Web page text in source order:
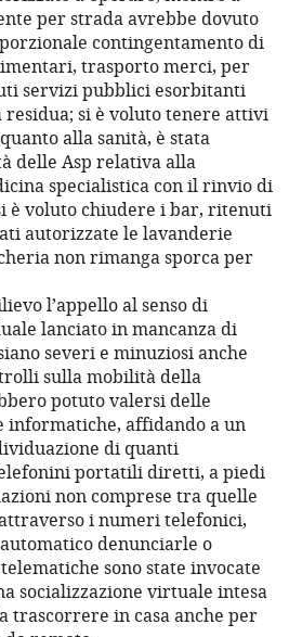
per strada avrebbe dovuto
contingentamento di
trasporto merci, per
servizi pubblici esorbitanti
si è voluto tenere attivi
alla sanità, è stata
delle Asp relativa alla
specialistica con il rinvio di
è voluto chiudere i bar, ritenuti
autorizzate le lavanderie
non rimanga sporca per
l’appello al senso di
lanciato in mancanza di
severi e minuziosi anche
sulla mobilità della
potuto valersi delle
informatiche, affidando a un
di quanti
portatili diretti, a piedi
non comprese tra quelle
i numeri telefonici,
denunciarle o
sono state invocate
socializzazione virtuale intesa
trascorrere in casa anche per